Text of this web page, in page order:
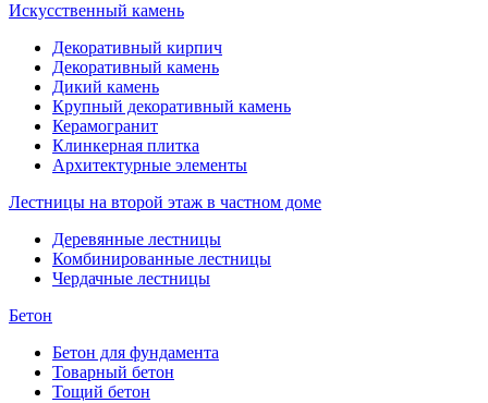
Искусственный камень
Декоративный кирпич
Декоративный камень
Дикий камень
Крупный декоративный камень
Керамогранит
Клинкерная плитка
Архитектурные элементы
Лестницы на второй этаж в частном доме
Деревянные лестницы
Комбинированные лестницы
Чердачные лестницы
Бетон
Бетон для фундамента
Товарный бетон
Тощий бетон